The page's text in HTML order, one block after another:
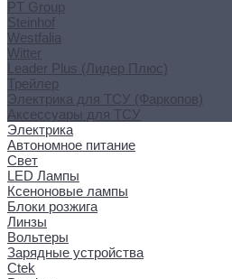
PT Group
Steinhof
Westfalia
Witter
Leader Plus (Лидер Плюс)
Трейлер
Электрика для ТСУ (Фаркопов)
Аксессуары для ТСУ
Электрика
Автономное питание
Свет
LED Лампы
Ксеноновые лампы
Блоки розжига
Линзы
Вольтеры
Зарядные устройства
Ctek